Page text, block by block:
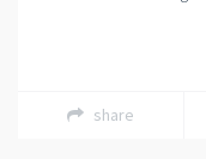
share